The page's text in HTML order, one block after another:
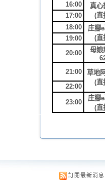
16:00
真心
(直
17:00
18:00
庄腳
(直
19:00
20:00
母娘
21:00
草地
(直
22:00
23:00
庄腳
(直
訂閱最新消息